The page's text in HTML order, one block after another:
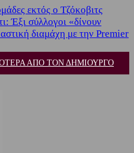
εκτός ο Τζόκοβιτς
Έξι σύλλογοι «δίνουν
διαμάχη με την Premier
ΑΠΟ ΤΟΝ ΔΗΜΙΟΥΡΓΟ